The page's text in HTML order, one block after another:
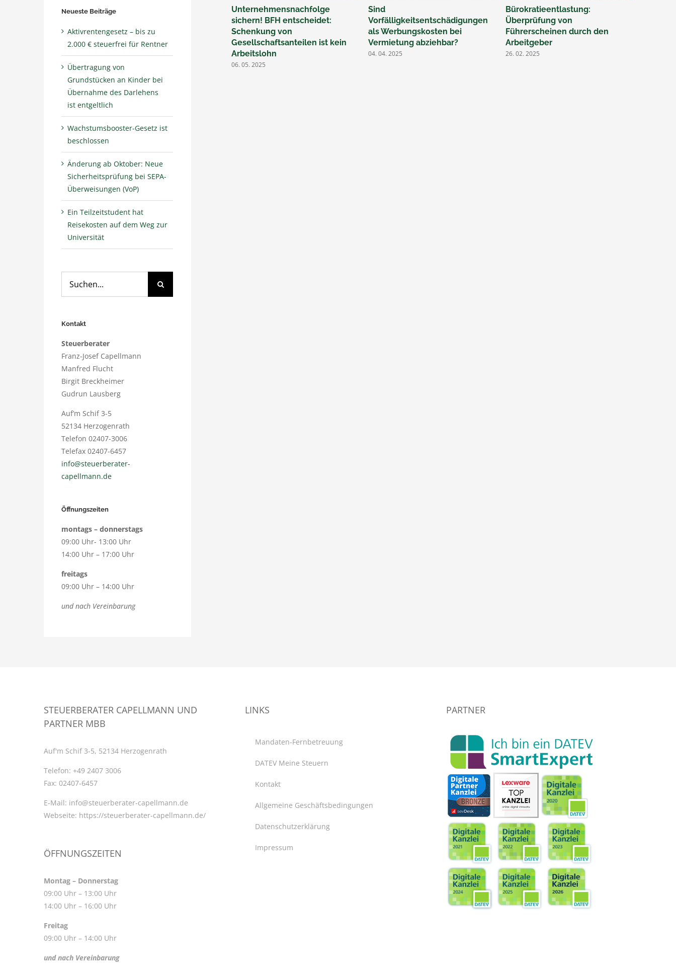
Unternehmensnachfolge
sichern! BFH entscheidet:
Schenkung von
Gesellschaftsanteilen ist kein
Arbeitslohn
06. 05. 2025
Sind
Vorfälligkeitsentschädigungen
als Werbungskosten bei
Vermietung abziehbar?
04. 04. 2025
Bürokratieentlastung:
Überprüfung von
Führerscheinen durch den
Arbeitgeber
26. 02. 2025
Neueste Beiträge
Aktivrentengesetz – bis zu
2.000 € steuerfrei für Rentner
Übertragung von
Grundstücken an Kinder bei
Übernahme des Darlehens
ist entgeltlich
Wachstumsbooster-Gesetz ist
beschlossen
Änderung ab Oktober: Neue
Sicherheitsprüfung bei SEPA-
Überweisungen (VoP)
Ein Teilzeitstudent hat
Reisekosten auf dem Weg zur
Universität
nach:
Kontakt
Steuerberater
Franz-Josef Capellmann
Manfred Flucht
Birgit Breckheimer
Gudrun Lausberg
Auf’m Schif 3-5
52134 Herzogenrath
Telefon 02407-3006
Telefax 02407-6457
info@steuerberater-
capellmann.de
Öffnungszeiten
montags – donnerstags
09:00 Uhr- 13:00 Uhr
14:00 Uhr – 17:00 Uhr
freitags
09:00 Uhr – 14:00 Uhr
und nach Vereinbarung
STEUERBERATER CAPELLMANN UND
PARTNER MBB
Auf'm Schif 3-5, 52134 Herzogenrath
Telefon: +49 2407 3006
Fax: 02407-6457
E-Mail: info@steuerberater-capellmann.de
Webseite: https://steuerberater-capellmann.de/
ÖFFNUNGSZEITEN
Montag – Donnerstag
09:00 Uhr – 13:00 Uhr
14:00 Uhr – 16:00 Uhr
Freitag
09:00 Uhr – 14:00 Uhr
und nach Vereinbarung
LINKS
Mandaten-Fernbetreuung
DATEV Meine Steuern
Kontakt
Allgemeine Geschäftsbedingungen
Datenschutzerklärung
Impressum
PARTNER